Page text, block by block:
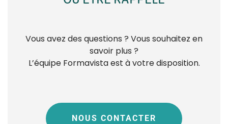
Vous avez des questions ? Vous souhaitez en
savoir plus ?
L’équipe Formavista est à votre disposition.
NOUS CONTACTER